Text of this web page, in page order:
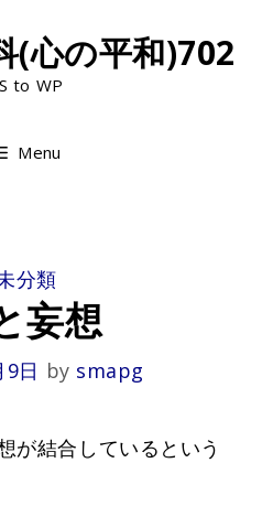
(心の平和)702
to WP
Menu
分類
妄想
日 by smapg
が結合しているという